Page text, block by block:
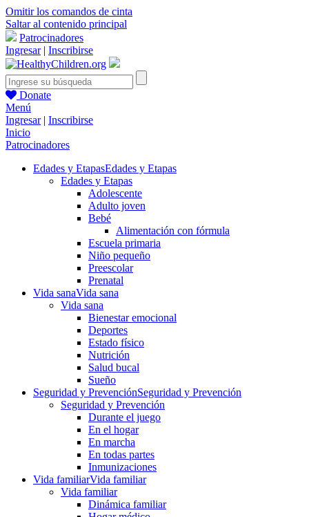
Omitir los comandos de cinta
Saltar al contenido principal
Patrocinadores
Ingresar| Inscribirse
Donate
Menú
Ingresar| Inscribirse
Inicio
Patrocinadores
Edades y EtapasEdades y Etapas
Edades y Etapas
Adolescente
Adulto joven
Bebé
Alimentación con fórmula
Escuela primaria
Niño pequeño
Preescolar
Prenatal
Vida sanaVida sana
Vida sana
Bienestar emocional
Deportes
Estado físico
Nutrición
Salud bucal
Sueño
Seguridad y PrevenciónSeguridad y Prevención
Seguridad y Prevención
Durante el juego
En el hogar
En marcha
En todas partes
Inmunizaciones
Vida familiarVida familiar
Vida familiar
Dinámica familiar